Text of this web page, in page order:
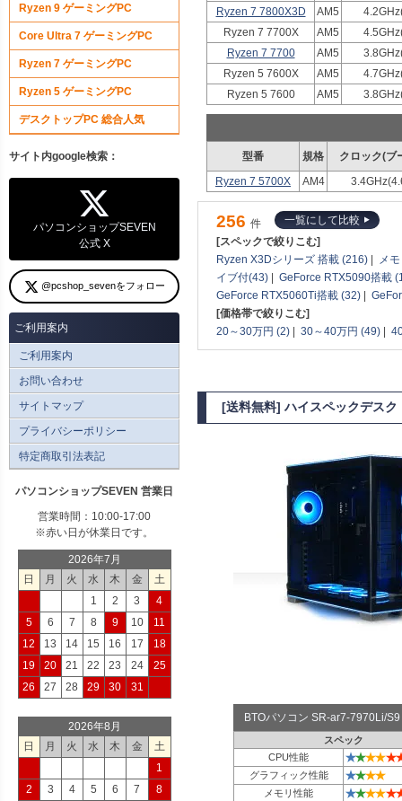
Ryzen 7 7800X3D
AM5
Ryzen 7 7700X
AM5
Ryzen 7 7700
AM5
Ryzen 5 7600X
AM5
Ryzen 5 7600
AM5
型番 規格
クロック(ブ
Ryzen 7 5700X
AM4
256 件
一覧にして比較
[スペックで絞りこむ]
Ryzen X3Dシリーズ 搭載 (216) |
メ
イブ付(43) | GeForce RTX5090搭載
GeForce RTX5060Ti搭載 (32) |
[価格帯で絞りこむ]
20～30万円 (2) | 30～40万円 (49) |
[送料無料] ハイスペックデス
BTOパソコン SR-ar7-7970Li/
スペック
CPU性能
★★★★★
グラフィック性能 ★★★★
メモリ性能 ★★★★★
Ryzen 9 ゲーミングPC
Core Ultra 7 ゲーミングPC
Ryzen 7 ゲーミングPC
Ryzen 5 ゲーミングPC
デスクトップPC 総合人気
サイト内google検索：
パソコンショップSEVEN
公式 X
@pcshop_sevenをフォロー
ご利用案内
ご利用案内
お問い合わせ
サイトマップ
プライバシーポリシー
特定商取引法表記
パソコンショップSEVEN 営業日
営業時間：10:00-17:00
※赤い日が休業日です。
2026年7月
日
月 火 水 木 金
土
1
2 3
4
5
6 7 8 9 10
11
12
13 14 15 16 17
18
19
20 21 22 23 24
25
26
27 28 29 30 31
2026年8月
日
月 火 水 木 金
土
1
2
3 4 5 6 7
8